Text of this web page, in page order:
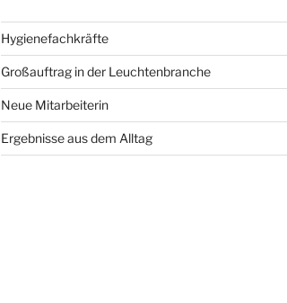
Hygienefachkräfte
Großauftrag in der Leuchtenbranche
Neue Mitarbeiterin
Ergebnisse aus dem Alltag